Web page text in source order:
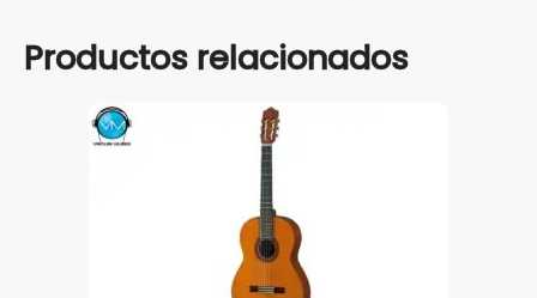
Productos relacionados